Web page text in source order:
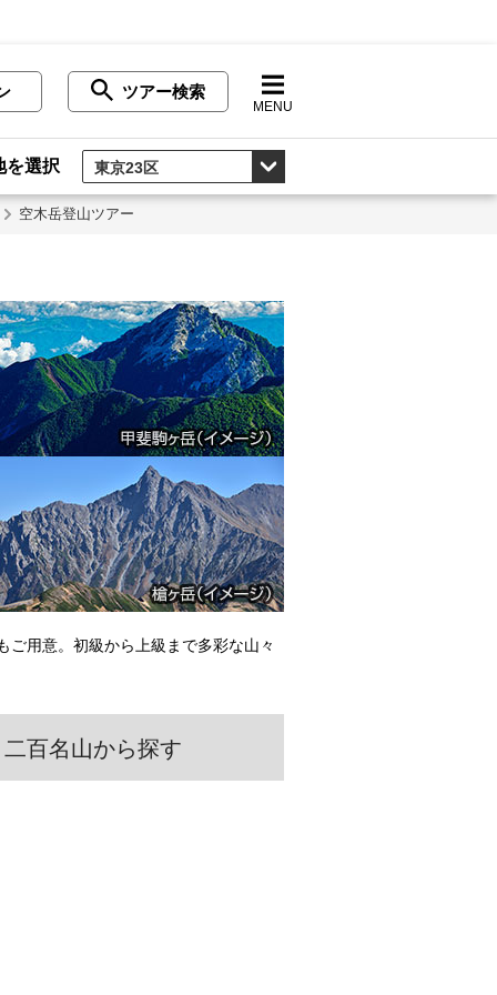
ツアー検索
MENU
を選択
空木岳登山ツアー
用意。初級から上級まで多彩な山々
二百名山から探す